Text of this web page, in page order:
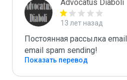
Advocatus Diaboli
13 лет назад
Постоянная рассылка
email spam sending!
Показать перевод